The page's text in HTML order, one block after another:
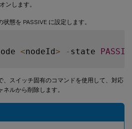
ンします。
態を PASSIVE に設定します。
<nodeId> - state
、スイッチ固有のコマンドを使用して、対応
ルから削除します。